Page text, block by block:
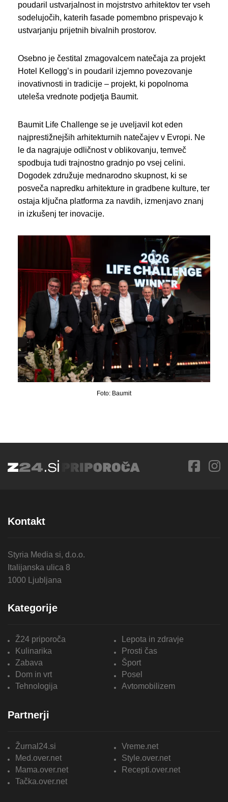
poudaril ustvarjalnost in mojstrstvo arhitektov ter vseh
sodelujočih, katerih fasade pomembno prispevajo k
ustvarjanju prijetnih bivalnih prostorov.
Osebno je čestital zmagovalcem natečaja za projekt
Hotel Kellogg’s in poudaril izjemno povezovanje
inovativnosti in tradicije – projekt, ki popolnoma
uteleša vrednote podjetja Baumit.
Baumit Life Challenge se je uveljavil kot eden
najprestižnejših arhitekturnih natečajev v Evropi. Ne
le da nagrajuje odličnost v oblikovanju, temveč
spodbuja tudi trajnostno gradnjo po vsej celini.
Dogodek združuje mednarodno skupnost, ki se
posveča napredku arhitekture in gradbene kulture, ter
ostaja ključna platforma za navdih, izmenjavo znanj
in izkušenj ter inovacije.
Foto: Baumit
Kontakt
Styria Media si, d.o.o.
Italijanska ulica 8
1000 Ljubljana
Kategorije
Ž24 priporoča
Lepota in zdravje
Kulinarika
Prosti čas
Zabava
Šport
Dom in vrt
Posel
Tehnologija
Avtomobilizem
Partnerji
Žurnal24.si
Vreme.net
Med.over.net
Style.over.net
Mama.over.net
Recepti.over.net
Tačka.over.net